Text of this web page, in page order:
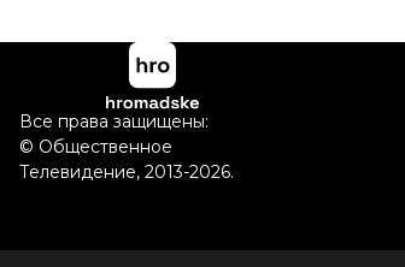
Все права защищены:
© Общественное
Телевидение, 2013-2026.